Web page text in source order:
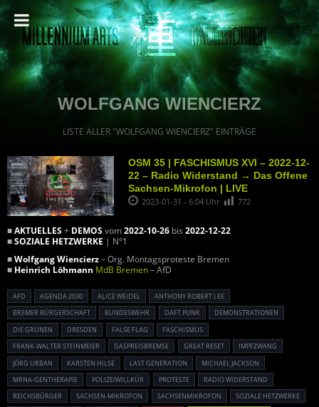
WOLFGANG WIENCIERZ
LISTE ALLER "WOLFGANG WIENCIERZ" EINTRÄGE
OSM 35 | FASCHISMUS XVI – 2022-12-
22 – Radio Widerstand → Das Offene
Sachsen-Mikrofon | LIVE
2023-01-31 - 6:04 Uhr 772
■AKTUELLES+ DEMOSvom2022-10-26 bis 2022-12-22
■SOZIALE HETZWERKE | N°1
■Wolfgang Wiencierz– Org. Montagsproteste Bremen
■ Heinrich Löhmann MdB Bremen– AfD
AFD AGENDA 2030 ALICE WEIDEL
ANTHONY ROBERT LEE
BREMER BÜRGERSCHAFT
BUNDESWEHR DAFT PUNK
DEMONSTRATIONEN
DIE GRÜNEN
DRESDEN FALSE FLAG
FASCHISMUS
FRANK-WALTER STEINMEIER
GASPREISBREMSE GREAT RESET
IMPFZWANG
JÖRG URBAN
KARSTEN HILSE LAST GENERATION
MICHAEL JACKSON
MRNA-GENTHERAPIE
POLIZEIWILLKÜR PROTESTE
RADIO WIDERSTAND
REICHSBÜRGER
SACHSEN-MIKROFON SACHSENMIKROFON
SOZIALE HETZWERKE